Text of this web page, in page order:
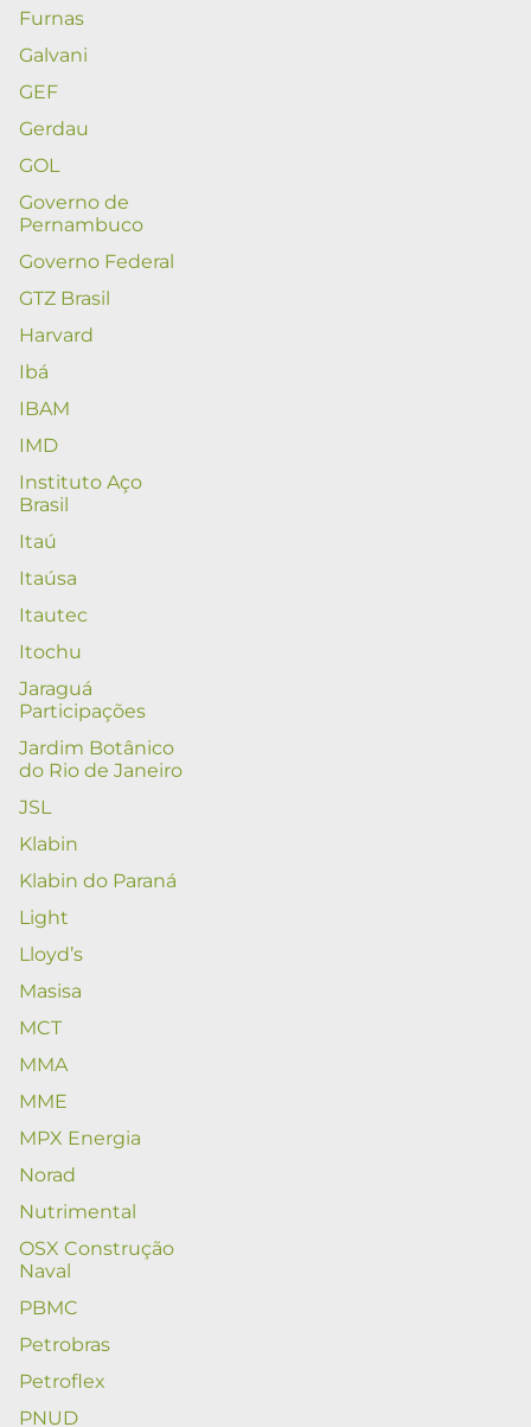
Furnas
Galvani
GEF
Gerdau
GOL
Governo de
Pernambuco
Governo Federal
GTZ Brasil
Harvard
Ibá
IBAM
IMD
Instituto Aço
Brasil
Itaú
Itaúsa
Itautec
Itochu
Jaraguá
Participações
Jardim Botânico
do Rio de Janeiro
JSL
Klabin
Klabin do Paraná
Light
Lloyd’s
Masisa
MCT
MMA
MME
MPX Energia
Norad
Nutrimental
OSX Construção
Naval
PBMC
Petrobras
Petroflex
PNUD